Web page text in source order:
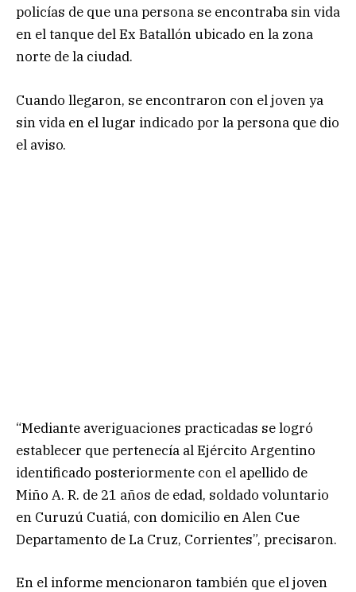
policías de que una persona se encontraba sin vida
en el tanque del Ex Batallón ubicado en la zona
norte de la ciudad.
Cuando llegaron, se encontraron con el joven ya
sin vida en el lugar indicado por la persona que dio
el aviso.
“Mediante averiguaciones practicadas se logró
establecer que pertenecía al Ejército Argentino
identificado posteriormente con el apellido de
Miño A. R. de 21 años de edad, soldado voluntario
en Curuzú Cuatiá, con domicilio en Alen Cue
Departamento de La Cruz, Corrientes”, precisaron.
En el informe mencionaron también que el joven